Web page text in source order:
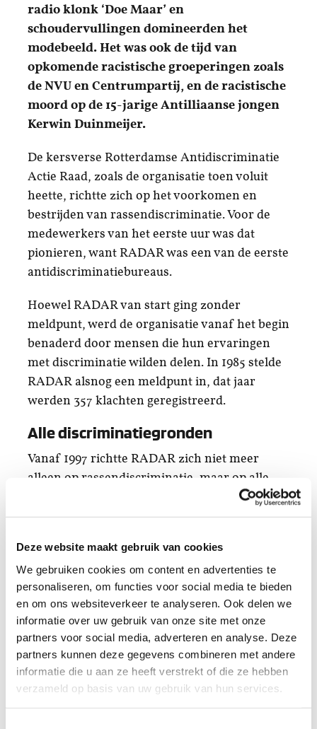
Deze website maakt gebruik van cookies
We gebruiken cookies om content en advertenties te
personaliseren, om functies voor social media te bieden
en om ons websiteverkeer te analyseren. Ook delen we
informatie over uw gebruik van onze site met onze
partners voor social media, adverteren en analyse. Deze
partners kunnen deze gegevens combineren met andere
informatie die u aan ze heeft verstrekt of die ze hebben
verzameld op basis van uw gebruik van hun services.
radio klonk ‘Doe Maar’ en
schoudervullingen domineerden het
modebeeld. Het was ook de tijd van
opkomende racistische groeperingen zoals
de NVU en Centrumpartij, en de racistische
moord op de 15-jarige Antilliaanse jongen
Kerwin Duinmeijer.
De kersverse Rotterdamse Antidiscriminatie
Actie Raad, zoals de organisatie toen voluit
heette, richtte zich op het voorkomen en
bestrijden van rassendiscriminatie. Voor de
medewerkers van het eerste uur was dat
pionieren, want RADAR was een van de eerste
antidiscriminatiebureaus.
Hoewel RADAR van start ging zonder
meldpunt, werd de organisatie vanaf het begin
benaderd door mensen die hun ervaringen
met discriminatie wilden delen. In 1985 stelde
RADAR alsnog een meldpunt in, dat jaar
werden 357 klachten geregistreerd.
Alle discriminatiegronden
Vanaf 1997 richtte RADAR zich niet meer
alleen op rassendiscriminatie, maar op alle
discriminatiegronden, waaronder godsdienst,
geslacht, nationaliteit, seksuele gerichtheid,
ziekte, leeftijd, levensovertuiging, politieke
gezindheid en het verbod voor een werkgever
om onderscheid te maken op grond van
arbeidsduur en vast / tijdelijk contract.
Herkomst of afkomst, de term ras gebruiken
we niet meer, is nog steeds de meest gemelde
discriminatiegrond, maar het aandeel is
afgenomen: van 70 procent in 2002 tot 50
procent nu.